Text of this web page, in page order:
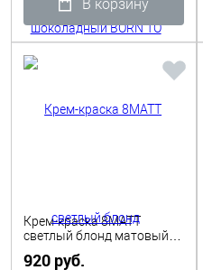
В корзину
Крем-краска 8MATT
светлый блонд матовый
TINTA 100 мл Shot
920 руб.